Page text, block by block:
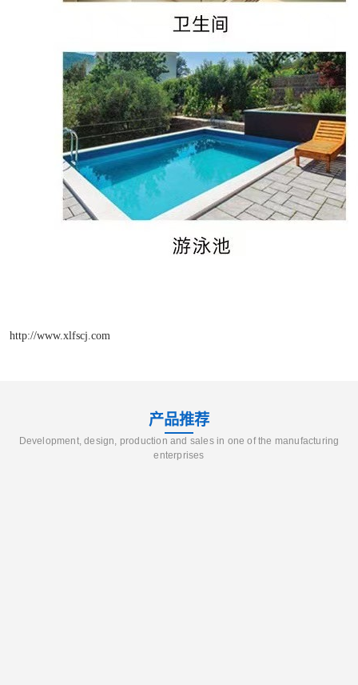
http://www.xlfscj.com
产品推荐
Development, design, production and sales in one of the manufacturing
enterprises